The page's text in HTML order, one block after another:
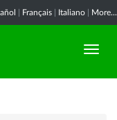
Français Italiano More...